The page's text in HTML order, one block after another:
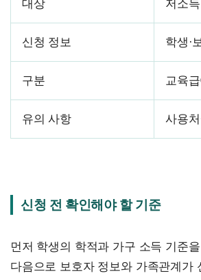
대상 저소
신청 정보 학생·
구분 교육
유의 사항 사용
신청 전 확인해야 할 기준
먼저 학생의 학적과 가구 소득 기준
다음으로 보호자 정보와 가족관계가